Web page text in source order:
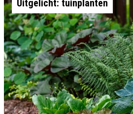
Uitgelicht: tuinplanten